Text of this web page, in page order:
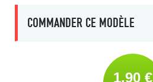
COMMANDER CE MODÈLE
1,90 €